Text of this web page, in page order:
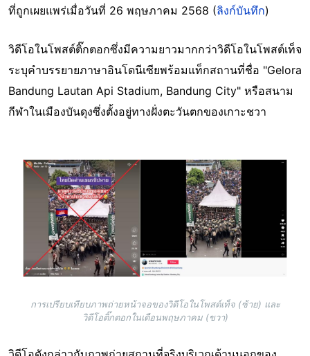
ที่ถูกเผยแพร่เมื่อวันที่ 26 พฤษภาคม 2568 (ลิงก์บันทึก)
วิดีโอในโพสต์ติ๊กตอกซึ่งมีความยาวมากกว่าวิดีโอในโพสต์เท็จ
ระบุคำบรรยายภาษาอินโดนีเซียพร้อมแท็กสถานที่ชื่อ "Gelora
Bandung Lautan Api Stadium, Bandung City" หรือสนาม
กีฬาในเมืองบันดุงซึ่งตั้งอยู่ทางฝั่งตะวันตกของเกาะชวา
Image
การเปรียบเทียบภาพถ่ายหน้าจอของวิดีโอในโพสต์เท็จ (ซ้าย) และ
วิดีโอติ๊กตอกในเดือนพฤษภาคม (ขวา)